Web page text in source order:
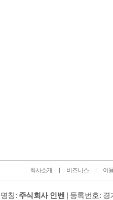
회사소개 비즈니스 이
명칭: 주식회사 인벤 | 등록번호: 경